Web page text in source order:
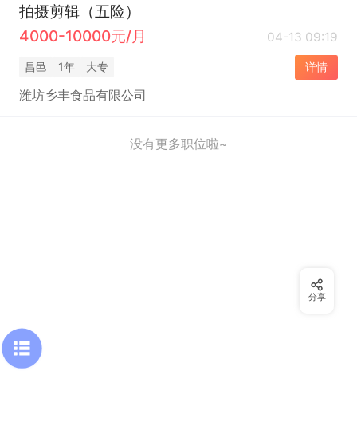
拍摄剪辑（五险）
4000-10000元/月
04-13 09:19
昌邑 1年 大专 详情
潍坊乡丰食品有限公司
没有更多职位啦~
分享